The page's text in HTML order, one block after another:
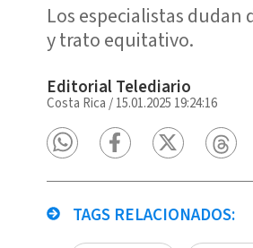
Los especialistas dudan
y trato equitativo.
Editorial Telediario
Costa Rica /15.01.2025 19:24:16
TAGS RELACIONADOS: